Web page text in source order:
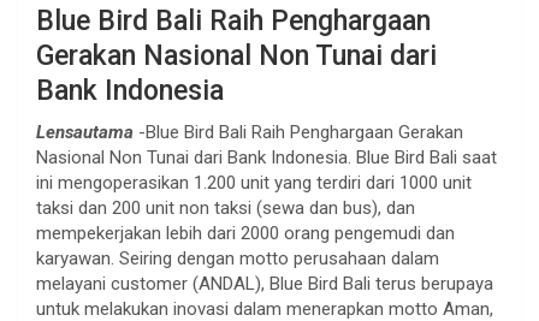
Blue Bird Bali Raih Penghargaan
Gerakan Nasional Non Tunai dari
Bank Indonesia
Lensautama -Blue Bird Bali Raih Penghargaan Gerakan
Nasional Non Tunai dari Bank Indonesia. Blue Bird Bali saat
ini mengoperasikan 1.200 unit yang terdiri dari 1000 unit
taksi dan 200 unit non taksi (sewa dan bus), dan
mempekerjakan lebih dari 2000 orang pengemudi dan
karyawan. Seiring dengan motto perusahaan dalam
melayani customer (ANDAL), Blue Bird Bali terus berupaya
untuk melakukan inovasi dalam menerapkan motto Aman,